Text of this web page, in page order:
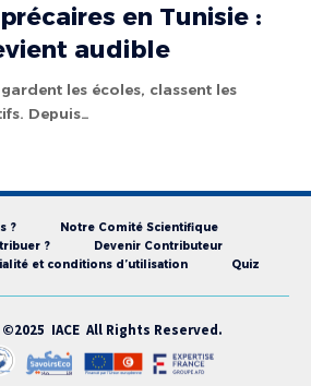
en Tunisie :
audible
les écoles, classent les
Depuis…
?
Notre Comité Scientifique
?
Devenir Contributeur
et conditions d’utilisation
Quiz
IACE All Rights Reserved.